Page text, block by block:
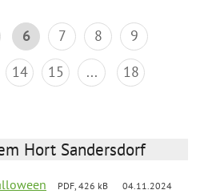
6 7 8
9
14 15 ... 18
Hort Sandersdorf
PDF, 426 kB 04.11.2024